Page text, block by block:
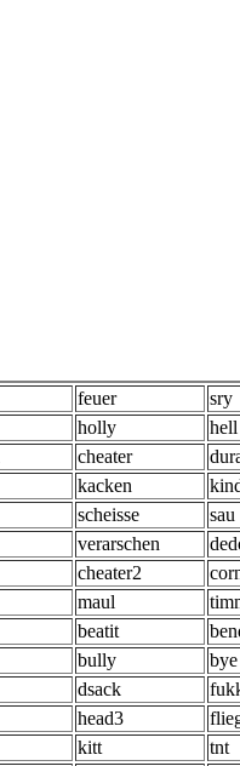
feuer
sry
holly
hell
cheater
kacken
scheisse
sau
verarschen
cheater2
maul
beatit
bully
bye
dsack
head3
kitt
tnt